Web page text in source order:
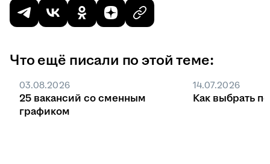
Что ещё писали по этой теме:
03.08.2026
25 вакансий со сменным
графиком
14.07.2026
Как выбрать